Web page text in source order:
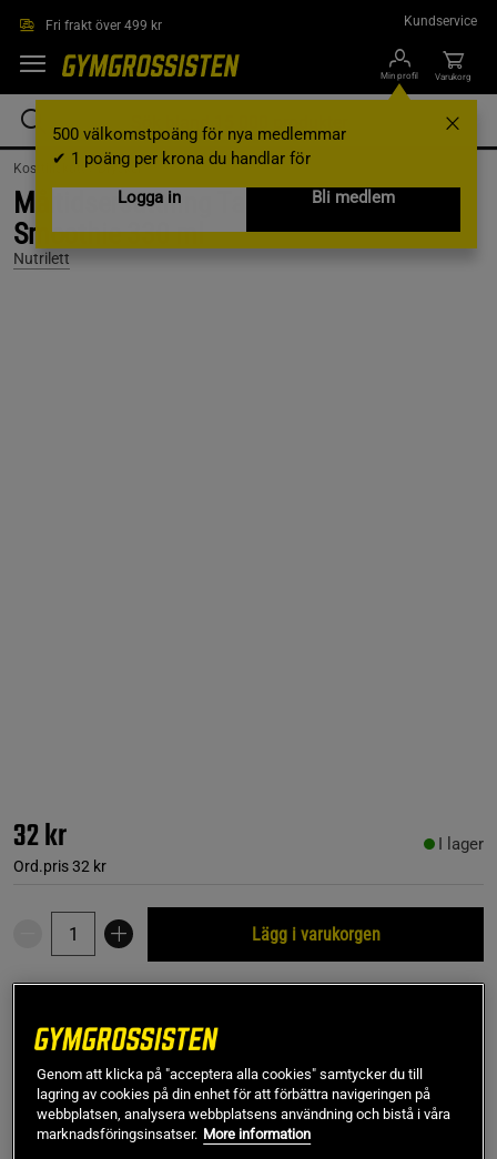
Fri frakt över 499 kr Kundservice
Min profil
500 välkomstpoäng för nya medlemmar
✔ 1 poäng per krona du handlar för
Logga in
Bli medlem
Varukorg
Kosttillskott /Drycker
Måltidsersättning Tasty Tropical
Smoothie 330 ml
Nutrilett
32 kr
Ord.pris32 kr
I lager
Lägg i varukorgen
Smart Meal by Nutrilett Taste Tropical Smoothie är en
måltidsersättande smoothie med ett högt proteininnehåll
och mindre socker. En underbar smakupplevelse där de
Genom att klicka på "acceptera alla cookies" samtycker du till
lagring av cookies på din enhet för att förbättra navigeringen på
webbplatsen, analysera webbplatsens användning och bistå i våra
marknadsföringsinsatser. More information